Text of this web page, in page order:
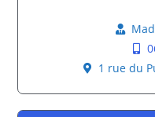
1 rue du